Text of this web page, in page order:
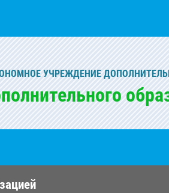
УЧРЕЖДЕНИЕ